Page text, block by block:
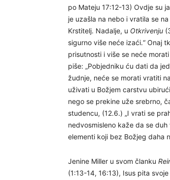
po Mateju 17:12-13) Ovdje su
je uzašla na nebo i vratila se
Krstitelj. Nadalje, u Otkrivenju
sigurno više neće izaći.“ Onaj
prisutnosti i više se neće
piše: „Pobjedniku ću dati da
žudnje, neće se morati vratiti
uživati u Božjem carstvu
nego se prekine uže srebrno,
studencu, (12.6.) „I vrati se
nedvosmisleno kaže da se duh
elementi koji bez Božjeg daha
Jenine Miller u svom članku
(1:13-14, 16:13), Isus pita